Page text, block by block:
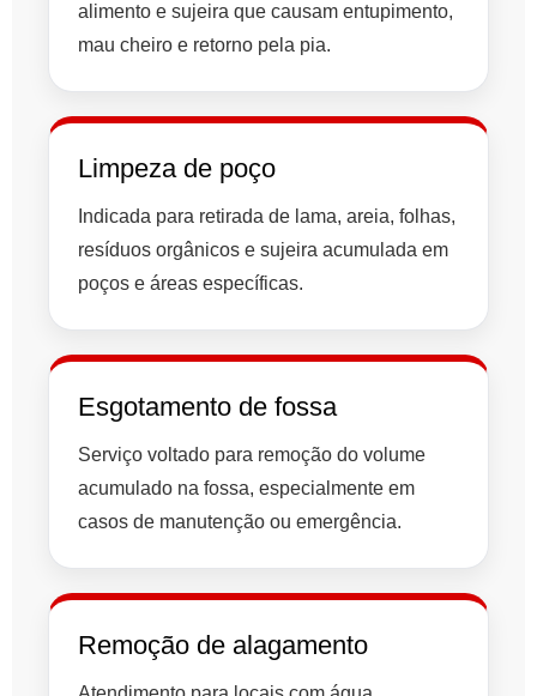
alimento e sujeira que causam entupimento,
mau cheiro e retorno pela pia.
Limpeza de poço
Indicada para retirada de lama, areia, folhas,
resíduos orgânicos e sujeira acumulada em
poços e áreas específicas.
Esgotamento de fossa
Serviço voltado para remoção do volume
acumulado na fossa, especialmente em
casos de manutenção ou emergência.
Remoção de alagamento